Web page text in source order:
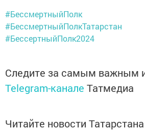
#БессмертныйПолк
#БессмертныйПолкТатарстан
#БессертныйПолк2024
Следите за самым важным
Telegram-канале Татмедиа
Читайте новости